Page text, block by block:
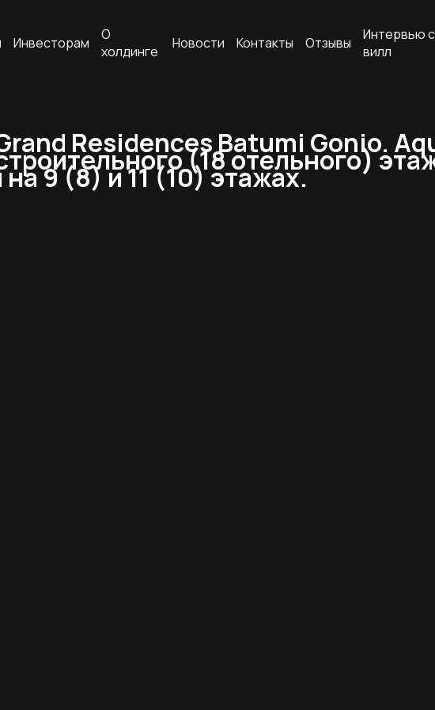
Инвесторам
О
холдинге
Новости Контакты Отзывы
Интервью
вилл
Residences Batumi Gonio.
(18 отельного)
9 (8) и 11 (10) этажах.